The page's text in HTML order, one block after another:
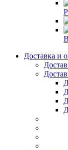
Доставка и